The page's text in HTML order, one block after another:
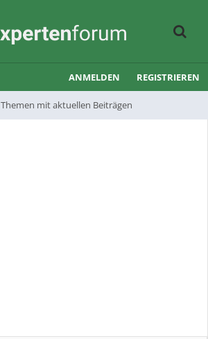
Themen mit aktuellen Beiträgen
ANMELDEN REGISTRIEREN